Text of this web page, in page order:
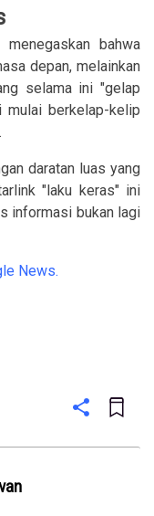
bahwa
depan, melainkan
selama ini "gelap
mulai berkelap-kelip
daratan luas yang
"laku keras" ini
informasi bukan lagi
News.